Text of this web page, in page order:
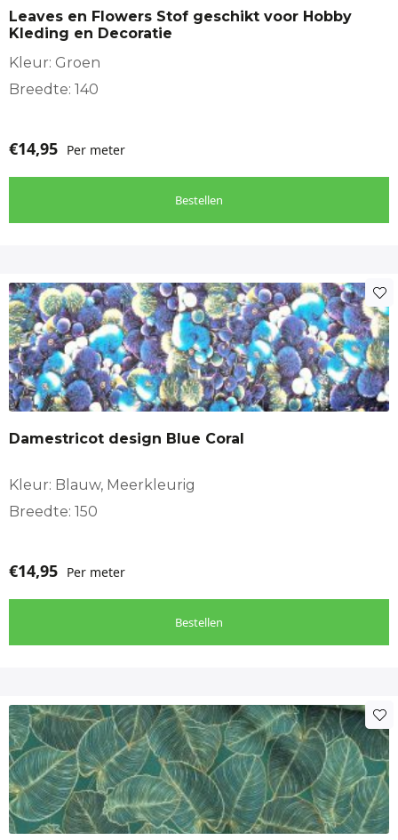
Wieg‑ en ledikantprojecten
Belangrijke details
Ook geschikt voor gevoelige huid
Hierdoor perfect voor baby‑ en kinderkleding
Leaves en Flowers Stof geschikt voor Hobby
Kleding en Decoratie
Kleur: Groen
Breedte: 140
€14,95 Per meter
Bestellen
Damestricot design Blue Coral
Kleur: Blauw, Meerkleurig
Breedte: 150
€14,95 Per meter
Bestellen